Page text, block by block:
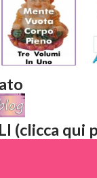
(clicca qui